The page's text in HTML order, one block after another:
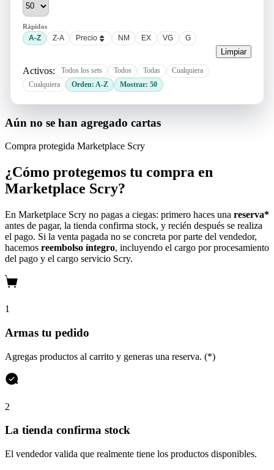
Rápidos
A-Z Z-A Precio NM EX VG G
Limpiar
Activos: Todos los sets Todos Todas
Cualquiera
Cualquiera
Orden: A-Z Mostrar: 50
Aún no se han agregado cartas
Compra protegida Marketplace Scry
¿Cómo protegemos tu compra en
Marketplace Scry?
En Marketplace Scry no pagas a ciegas: primero haces una reserva*
antes de pagar, la tienda confirma stock, y recién después se realiza
el pago. Si la venta pagada no se concreta por parte del vendedor,
hacemos reembolso íntegro, incluyendo el cargo por procesamiento
del pago y el cargo servicio Scry.
1
Armas tu pedido
Agregas productos al carrito y generas una reserva. (*)
2
La tienda confirma stock
El vendedor valida que realmente tiene los productos disponibles.